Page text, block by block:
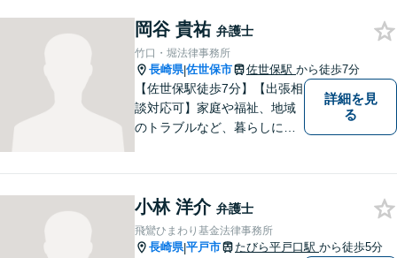
す。どんな些細なことでも構
いません。お気軽にご相談く
ださい【完全個室】
岡谷 貴祐 弁護士
竹口・堀法律事務所
長崎県|佐世保市 佐世保駅 から徒歩7分
【佐世保駅徒歩7分】【出張相
談対応可】家庭や福祉、地域
のトラブルなど、暮らしに根
寧にお話を伺うことを大切に
しています。
詳細を見
る
小林 洋介 弁護士
飛鸞ひまわり基金法律事務所
長崎県|平戸市 たびら平戸口駅 から徒歩5分